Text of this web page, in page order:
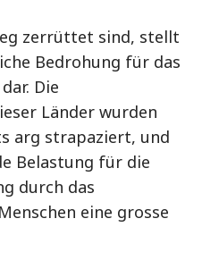
zerrüttet sind, stellt
Bedrohung für das
Die
Länder wurden
arg strapaziert, und
Belastung für die
durch das
eine grosse